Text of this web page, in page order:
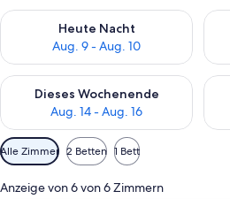
Heute Nacht
Aug. 9 - Aug. 10
Überprüfe die Verfügbarkeit für
Dieses Wochenende
Aug. 14 - Aug. 16
Überprüfe die Verfügbarkeit für
Verfügbare
Filter
für
Alle Zimmer 2 Betten 1 Bett
Anzeige von 6 von 6 Zimmern